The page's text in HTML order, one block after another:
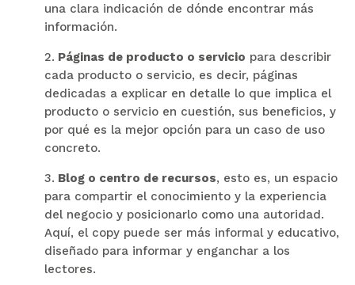
una clara indicación de dónde encontrar más
información.
2. Páginas de producto o servicio para describir
cada producto o servicio, es decir, páginas
dedicadas a explicar en detalle lo que implica el
producto o servicio en cuestión, sus beneficios, y
por qué es la mejor opción para un caso de uso
concreto.
3. Blog o centro de recursos, esto es, un espacio
para compartir el conocimiento y la experiencia
del negocio y posicionarlo como una autoridad.
Aquí, el copy puede ser más informal y educativo,
diseñado para informar y enganchar a los
lectores.